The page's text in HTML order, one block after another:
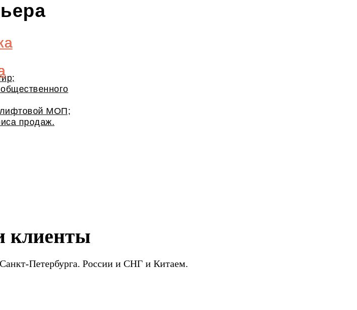
продаж.
МОП;
клиенты
Петербурга. России и СНГ и Китаем.